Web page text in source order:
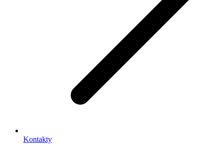
Kontakty